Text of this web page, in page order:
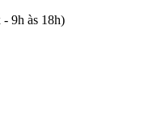
- 9h às 18h)